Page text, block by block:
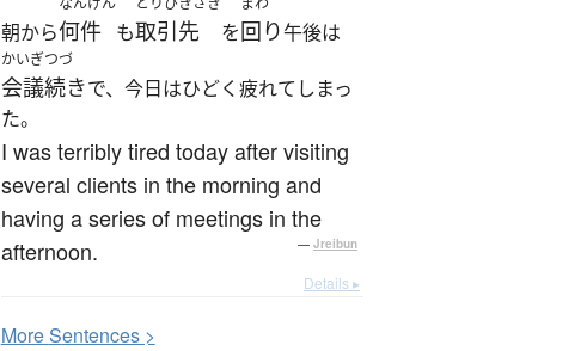
朝から何件 も取引先 を回り午後は
かいぎ
会議
つづ
続きで、今日はひどく疲れてしまっ
た。
I was terribly tired today after visiting
several clients in the morning and
having a series of meetings in the
afternoon.
— Jreibun
Details ▸
MoreSentences >